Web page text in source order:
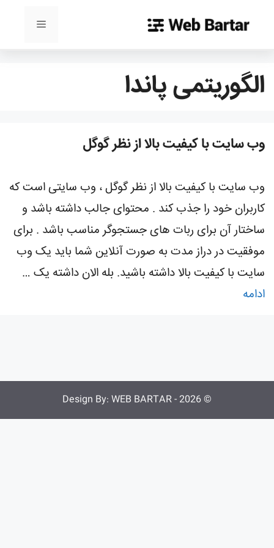
فهرست
الگوریتمی پاندا
وب سایت با کیفیت بالا از نظر گوگل
وب سایت با کیفیت بالا از نظر گوگل ، وب سایتی است که
کاربران خود را جذب کند . محتوای جالب داشته باشد و
ساختار آن برای ربات های جستجوگر مناسب باشد . برای
موفقیت در دراز مدت به صورت آنلاین شما باید یک وب
سایت با کیفیت بالا داشته باشید. بله الان داشته یک …
ادامه
© 2026 - Design By:
WEB BARTAR